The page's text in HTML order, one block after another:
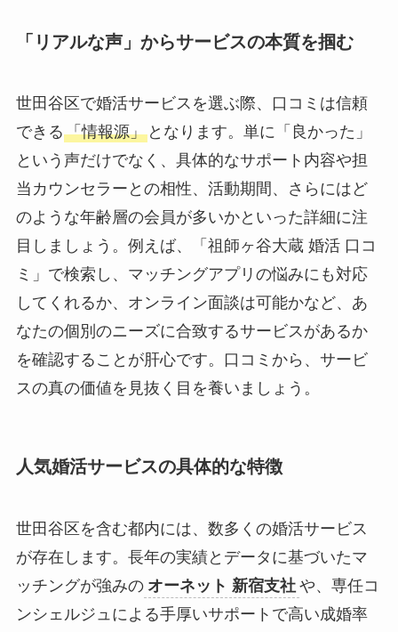
「リアルな声」からサービスの本質を掴む
世田谷区で婚活サービスを選ぶ際、口コミは信頼
できる「情報源」となります。単に「良かった」
という声だけでなく、具体的なサポート内容や担
当カウンセラーとの相性、活動期間、さらにはど
のような年齢層の会員が多いかといった詳細に注
目しましょう。例えば、「祖師ヶ谷大蔵 婚活 口コ
ミ」で検索し、マッチングアプリの悩みにも対応
してくれるか、オンライン面談は可能かなど、あ
なたの個別のニーズに合致するサービスがあるか
を確認することが肝心です。口コミから、サービ
スの真の価値を見抜く目を養いましょう。
人気婚活サービスの具体的な特徴
世田谷区を含む都内には、数多くの婚活サービス
が存在します。長年の実績とデータに基づいたマ
ッチングが強みの オーネット 新宿支社 や、専任コ
ンシェルジュによる手厚いサポートで高い成婚率